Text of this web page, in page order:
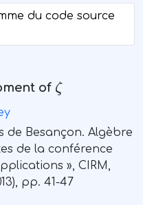
of
ζ
de Besançon. Algèbre
de la conférence
», CIRM,
pp. 41-47